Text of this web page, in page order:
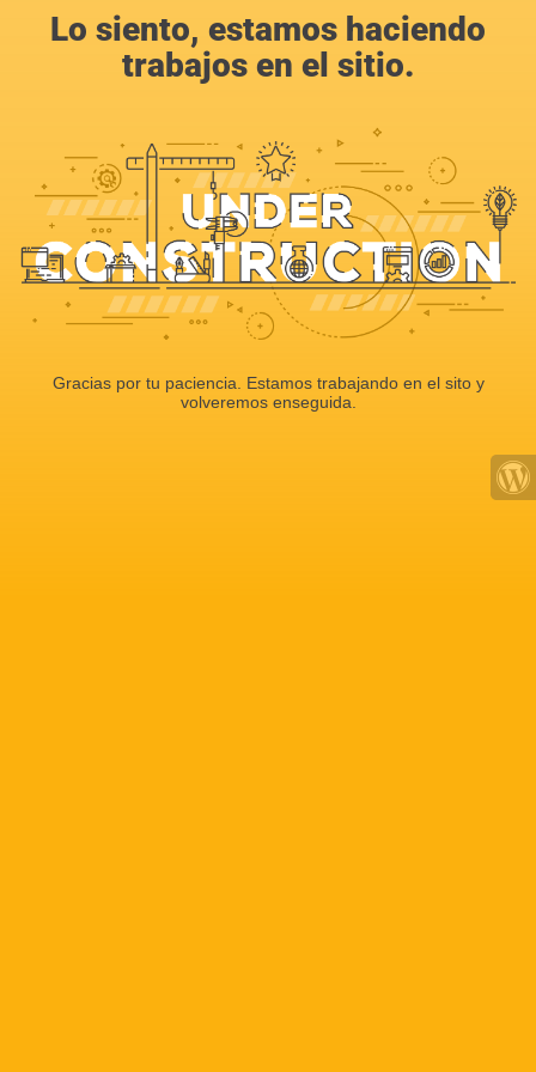
Lo siento, estamos haciendo
trabajos en el sitio.
Gracias por tu paciencia. Estamos trabajando en el sito y
volveremos enseguida.